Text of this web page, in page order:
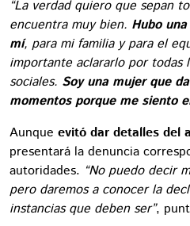
“La verdad quiero que sepan
encuentra muy bien. Hubo
mí, para mi familia y para el
importante aclararlo por todas
sociales. Soy una mujer que
momentos porque me siento
Aunque evitó dar detalles del
presentará la denuncia
autoridades. “No puedo decir
pero daremos a conocer la
instancias que deben ser”,